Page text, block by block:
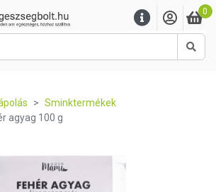
0
Sminktermékek
agyag 100 g